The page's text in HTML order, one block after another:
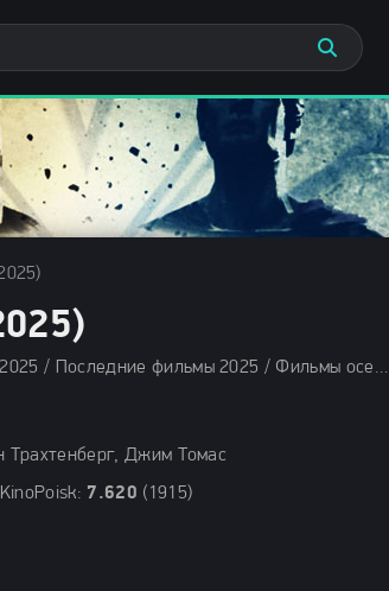
Фильмы 2025 / Боевики 2025 / Фантастические 2025 / Новинки кино 2025 / Последние фильмы 2025 / Фильмы осени 2025 / Зарубежные фильмы 2025 / Популярные фильмы / Фильмы 4K / Смотреть фильмы онлайн
Трахтенберг, Джим Томас
7.620 (1915)